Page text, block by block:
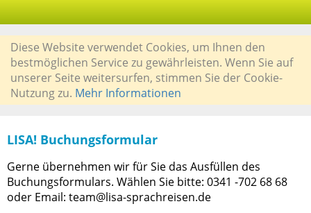
Diese Website verwendet Cookies, um Ihnen den
bestmöglichen Service zu gewährleisten. Wenn Sie auf
unserer Seite weitersurfen, stimmen Sie der Cookie-
Nutzung zu. Mehr Informationen
LISA! Buchungsformular
Gerne übernehmen wir für Sie das Ausfüllen des
Buchungsformulars. Wählen Sie bitte: 0341 -702 68 68
oder Email: team@lisa-sprachreisen.de